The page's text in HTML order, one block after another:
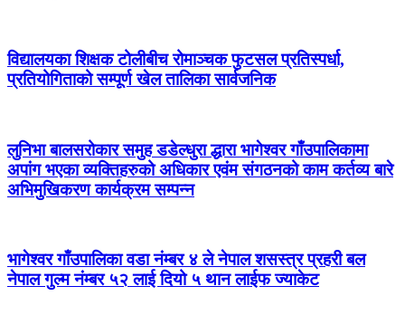
विद्यालयका शिक्षक टोलीबीच रोमाञ्चक फुटसल प्रतिस्पर्धा,
प्रतियोगिताको सम्पूर्ण खेल तालिका सार्वजनिक
लुनिभा बालसरोकार समुह डडेल्धुरा द्धारा भागेश्वर गाँउपालिकामा
अपांग भएका व्यक्तिहरुको अधिकार एवंम संगठनको काम कर्तव्य बारे
अभिमुखिकरण कार्यक्रम सम्पन्न
भागेश्वर गाँउपालिका वडा नंम्बर ४ ले नेपाल शसस्त्र प्रहरी बल
नेपाल गुल्म नंम्बर ५२ लाई दियो ५ थान लाईफ ज्याकेट